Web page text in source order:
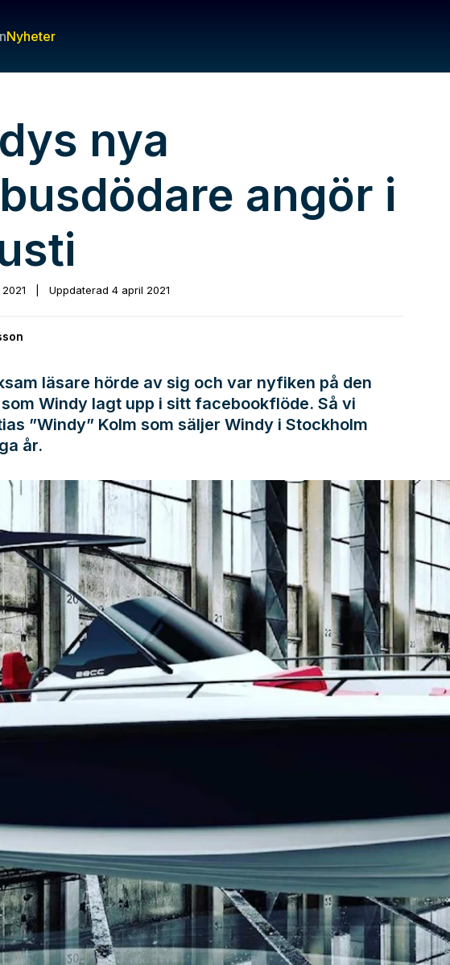
Nyheter
nya
angör i
Uppdaterad 4 april 2021
läsare hörde av sig och var nyfiken på den
Windy lagt upp i sitt facebookflöde. Så vi
”Windy” Kolm som säljer Windy i Stockholm
år.